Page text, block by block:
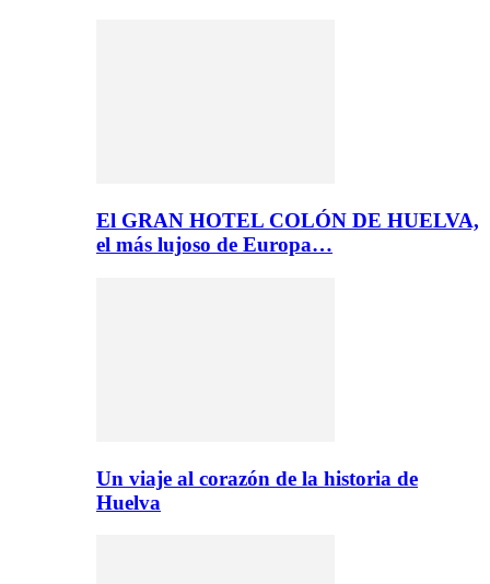
El GRAN HOTEL COLÓN DE HUELVA,
el más lujoso de Europa…
Un viaje al corazón de la historia de
Huelva